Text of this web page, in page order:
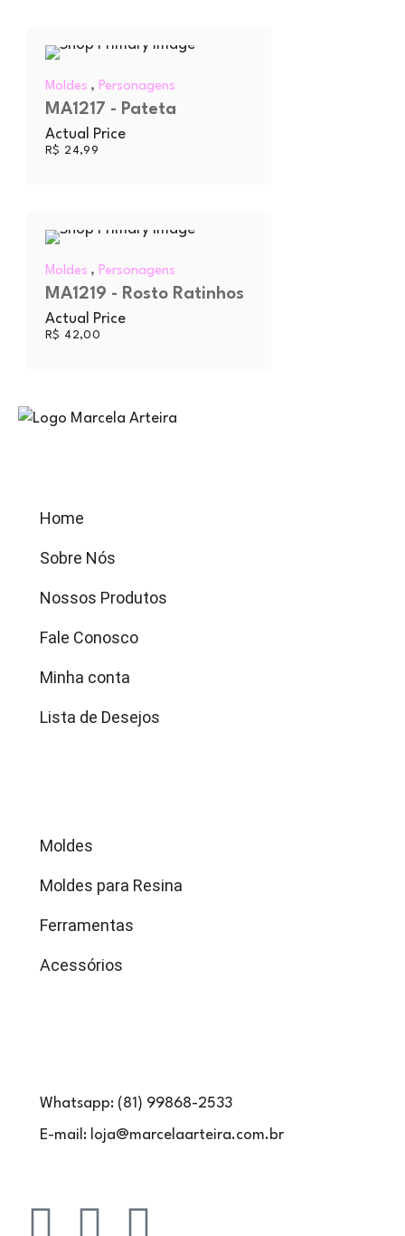
Moldes , Personagens
MA1217 - Pateta
Actual Price
R$ 24,99
Moldes , Personagens
MA1219 - Rosto Ratinhos
Actual Price
R$ 42,00
Home
Sobre Nós
Nossos Produtos
Fale Conosco
Minha conta
Lista de Desejos
Moldes
Moldes para Resina
Ferramentas
Acessórios
Whatsapp: (81) 99868-2533
E-mail: loja@marcelaarteira.com.br